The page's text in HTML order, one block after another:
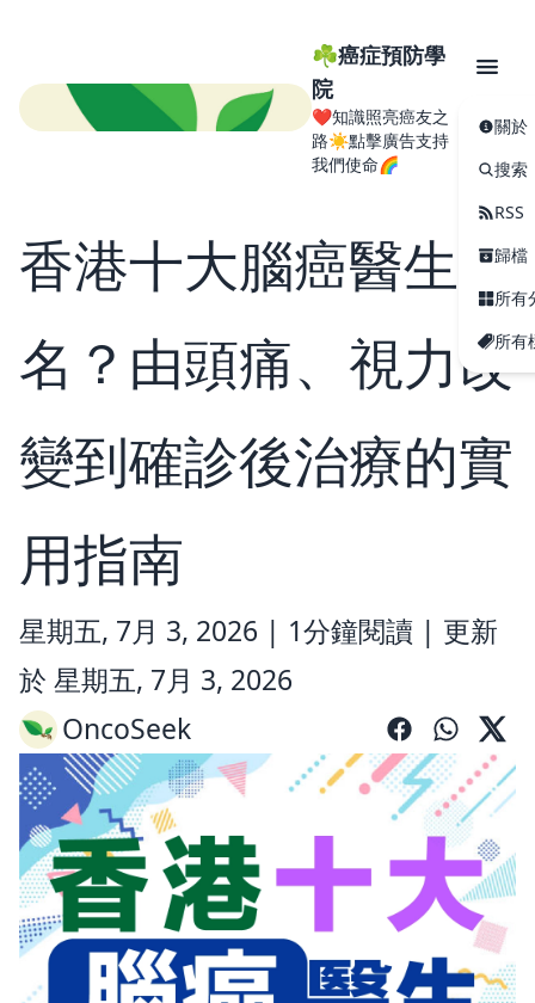
☘️癌症預防學
院
❤️知識照亮癌友之
路☀️點擊廣告支持
我們使命🌈
關於
搜索
RSS
歸檔
所有
所有
香港十大腦癌醫生排
名？由頭痛、視力改
變到確診後治療的實
用指南
星期五, 7月 3, 2026 | 1分鐘閱讀 | 更新
於 星期五, 7月 3, 2026
OncoSeek